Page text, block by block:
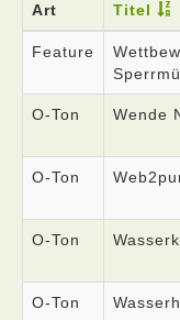
Art
Titel
Feature
O-Ton Wende
O-Ton
O-Ton
O-Ton